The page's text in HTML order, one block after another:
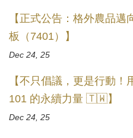
【正式公告：格外農品
板（7401）】
Dec 24, 25
【不只倡議，更是行動
101 的永續力量 🇹🇼】
Dec 24, 25